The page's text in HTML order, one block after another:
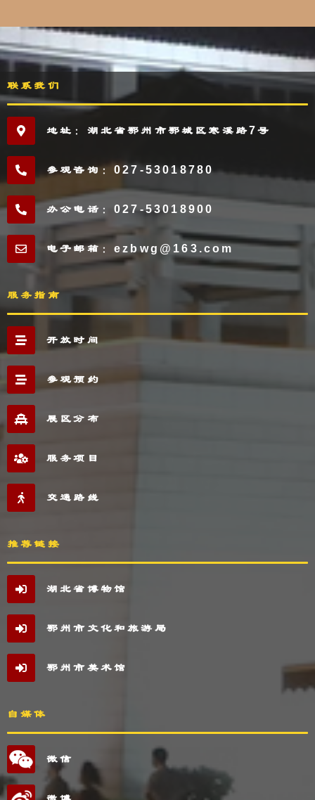
联系我们
地址：湖北省鄂州市鄂城区寒溪路7号
参观咨询：027-53018780
办公电话：027-53018900
电子邮箱：ezbwg@163.com
服务指南
开放时间
参观预约
展区分布
服务项目
交通路线
推荐链接
湖北省博物馆
鄂州市文化和旅游局
鄂州市美术馆
自媒体
微信